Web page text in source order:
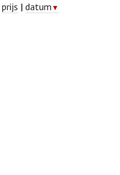
prijs | datum ▼